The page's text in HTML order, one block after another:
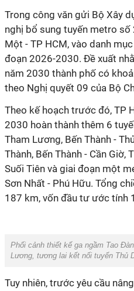
Trong công văn gửi Bộ Xây
nghị bổ sung tuyến metro số
Một - TP HCM, vào danh
đoạn 2026-2030. Đề xuất
năm 2030 thành phố có
theo Nghị quyết 09 của Bộ
Theo kế hoạch trước đó, TP
2030 hoàn thành thêm 6
Tham Lương, Bến Thành -
Thành, Bến Thành - Cần Giờ,
Suối Tiên và giai đoạn một
Sơn Nhất - Phú Hữu. Tổng
187 km, vốn đầu tư ước tính
Phối cảnh thiết kế ga ngầm Tao
Lương, tương lai kết nối tuyến Thủ
Tuy nhiên, trước yêu cầu